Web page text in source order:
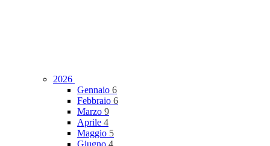
2026
Gennaio 6
Febbraio 6
Marzo 9
Aprile 4
Maggio 5
Giugno 4